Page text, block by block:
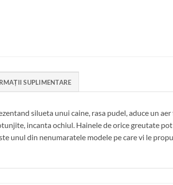
SUPLIMENTARE
silueta unui caine, rasa pudel, aduce un
incanta ochiul. Hainele de orice greutate
unul din nenumaratele modele pe care vi le